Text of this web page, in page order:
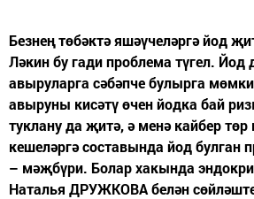
Безнең төбәктә яшәүчеләргә йод
Ләкин бу гади проблема түгел.
авыруларга сәбәпче булырга
авыруны кисәтү өчен йодка бай
туклану да җитә, ә менә кайбер төр
кешеләргә составында йод булган
– мәҗбүри. Болар хакында
Наталья ДРУЖКОВА белән